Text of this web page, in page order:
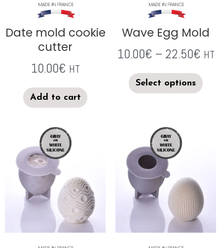
Date mold cookie
cutter
10.00€ HT
Add to cart
Wave Egg Mold
10.00€ – 22.50€ HT
Select options